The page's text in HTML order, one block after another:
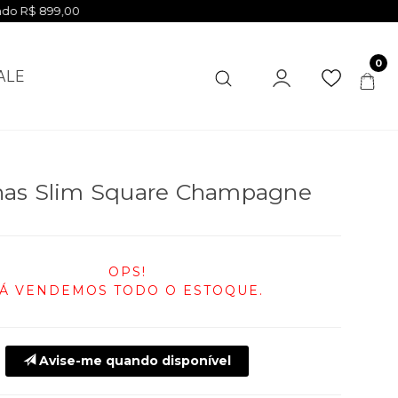
0
Slim Square Champagne
OPS!
VENDEMOS TODO O ESTOQUE.
Avise-me quando disponível